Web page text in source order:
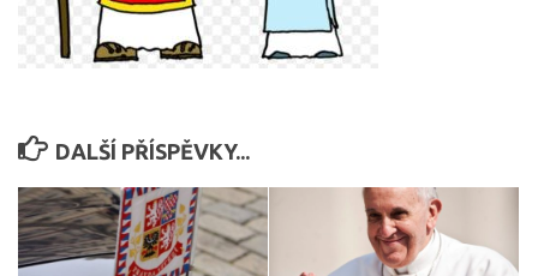
DALŠÍ PŘÍSPĚVKY...